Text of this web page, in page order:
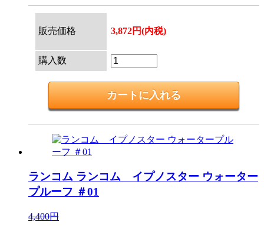
販売価格 3,872円(内税)
購入数
ランコム ランコム イプノスター ウォーター
プルーフ ＃01
4,400円